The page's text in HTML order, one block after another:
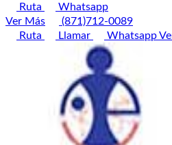
Ruta
Whatsapp
Ver Más
(871)712-0089
Ruta
Llamar Whatsapp